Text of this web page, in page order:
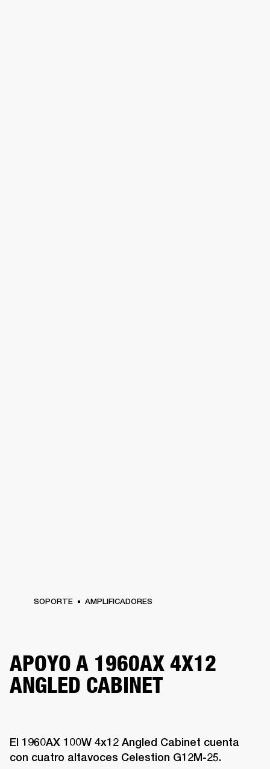
SOPORTE AMPLIFICADORES
APOYO A 1960AX 4X12
ANGLED CABINET
El 1960AX 100W 4x12 Angled Cabinet cuenta
con cuatro altavoces Celestion G12M-25.